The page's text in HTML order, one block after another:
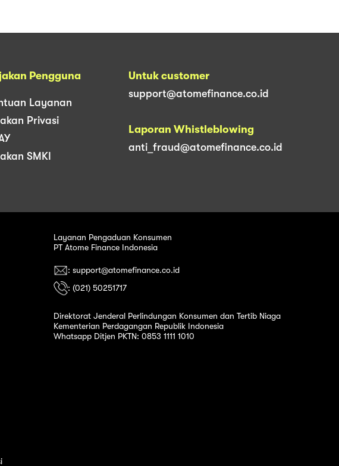
Pengguna
Layanan
Privasi
SMKI
Untuk customer
support@atomefinance.co.id
Laporan Whistleblowing
anti_fraud@atomefinance.co.id
Layanan Pengaduan Konsumen
PT Atome Finance Indonesia
: support@atomefinance.co.id
: (021) 50251717
Direktorat Jenderal Perlindungan Konsumen dan Tertib Niaga
Kementerian Perdagangan Republik Indonesia
Whatsapp Ditjen PKTN: 0853 1111 1010